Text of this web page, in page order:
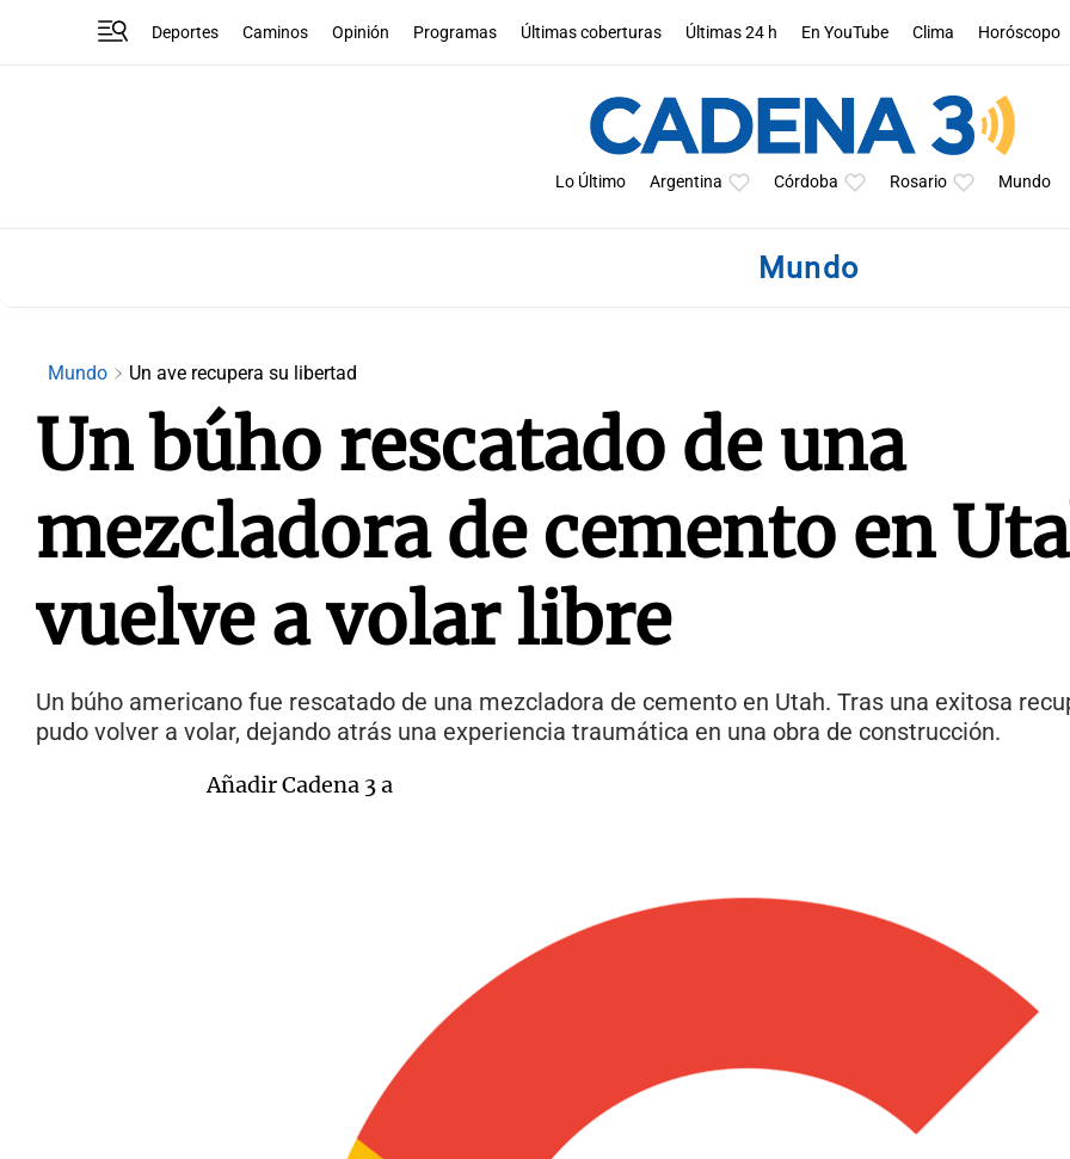
Deportes Caminos Opinión Programas Últimas coberturas Últimas 24 h En YouTube Clima Horóscopo
Lo Último Argentina Córdoba Rosario Mundo
Mundo
Mundo Un ave recupera su libertad
Un búho rescatado de una
mezcladora de cemento en
vuelve a volar libre
Un búho americano fue rescatado de una mezcladora de cemento en Utah. Tras una exitosa
pudo volver a volar, dejando atrás una experiencia traumática en una obra de construcción.
Añadir Cadena 3 a